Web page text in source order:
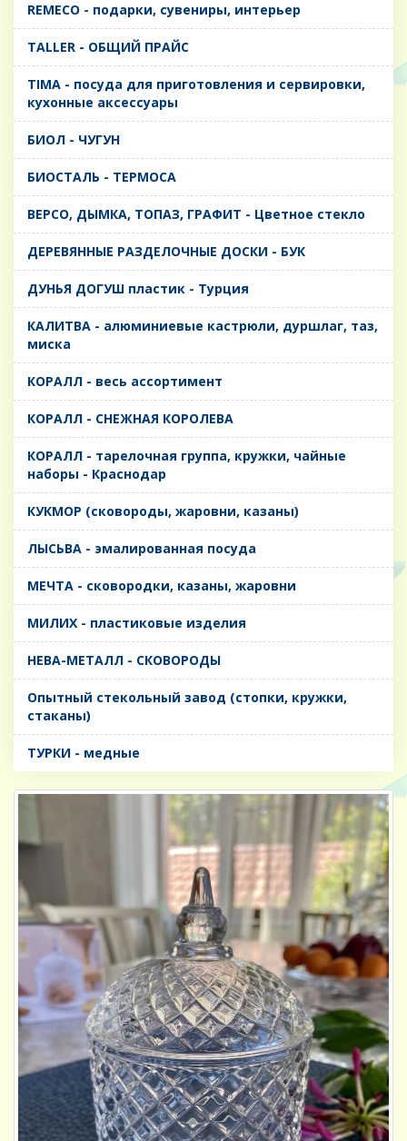
REMECO - подарки, сувениры, интерьер
TALLER - ОБЩИЙ ПРАЙС
TIMA - посуда для приготовления и сервировки,
кухонные аксессуары
БИОЛ - ЧУГУН
БИОСТАЛЬ - ТЕРМОСА
ВЕРСО, ДЫМКА, ТОПАЗ, ГРАФИТ - Цветное стекло
ДЕРЕВЯННЫЕ РАЗДЕЛОЧНЫЕ ДОСКИ - БУК
ДУНЬЯ ДОГУШ пластик - Турция
КАЛИТВА - алюминиевые кастрюли, дуршлаг, таз,
миска
КОРАЛЛ - весь ассортимент
КОРАЛЛ - СНЕЖНАЯ КОРОЛЕВА
КОРАЛЛ - тарелочная группа, кружки, чайные
наборы - Краснодар
КУКМОР (сковороды, жаровни, казаны)
ЛЫСЬВА - эмалированная посуда
МЕЧТА - сковородки, казаны, жаровни
МИЛИХ - пластиковые изделия
НЕВА-МЕТАЛЛ - СКОВОРОДЫ
Опытный стекольный завод (стопки, кружки,
стаканы)
ТУРКИ - медные